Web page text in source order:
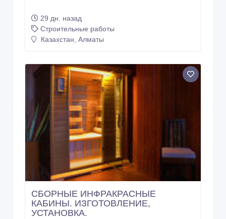
29 дн. назад
Строительные работы
Казахстан, Алматы
СБОРНЫЕ ИНФРАКРАСНЫЕ
КАБИНЫ. ИЗГОТОВЛЕНИЕ,
УСТАНОВКА.